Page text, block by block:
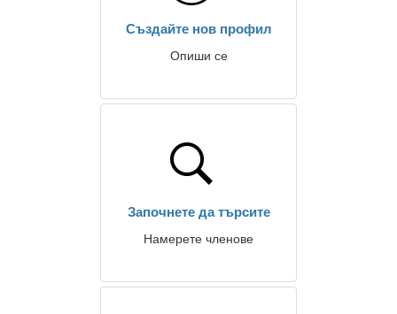
Създайте нов профил
Опиши се
Започнете да търсите
Намерете членове